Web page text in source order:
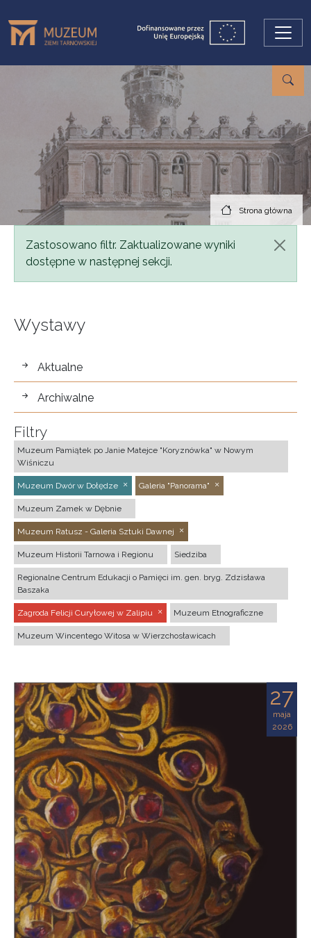
Strona główna
Komunikat
Zastosowano filtr. Zaktualizowane wyniki
dostępne w następnej sekcji.
Wystawy
wystawy
Aktualne
Archiwalne
Filtry
Muzeum Pamiątek po Janie Matejce "Koryznówka" w Nowym
Wiśniczu
Muzeum Dwór w Dołędze Galeria "Panorama"
Muzeum Zamek w Dębnie
Muzeum Ratusz - Galeria Sztuki Dawnej
Muzeum Historii Tarnowa i Regionu Siedziba
Regionalne Centrum Edukacji o Pamięci im. gen. bryg. Zdzisława
Baszaka
Zagroda Felicji Curyłowej w Zalipiu Muzeum Etnograficzne
Muzeum Wincentego Witosa w Wierzchosławicach
27
maja
2026